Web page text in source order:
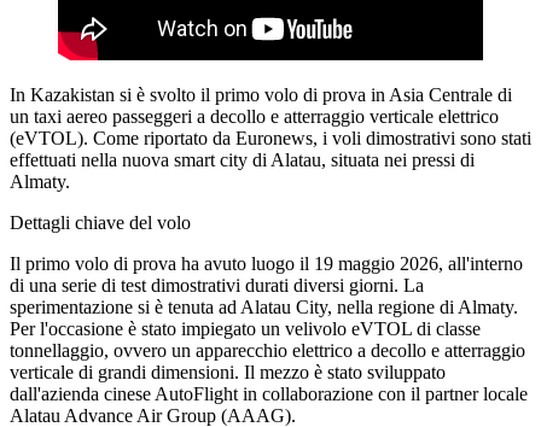
In Kazakistan si è svolto il primo volo di prova in Asia Centrale di
un taxi aereo passeggeri a decollo e atterraggio verticale elettrico
(eVTOL). Come riportato da Euronews, i voli dimostrativi sono stati
effettuati nella nuova smart city di Alatau, situata nei pressi di
Almaty.
Dettagli chiave del volo
Il primo volo di prova ha avuto luogo il 19 maggio 2026, all'interno
di una serie di test dimostrativi durati diversi giorni. La
sperimentazione si è tenuta ad Alatau City, nella regione di Almaty.
Per l'occasione è stato impiegato un velivolo eVTOL di classe
tonnellaggio, ovvero un apparecchio elettrico a decollo e atterraggio
verticale di grandi dimensioni. Il mezzo è stato sviluppato
dall'azienda cinese AutoFlight in collaborazione con il partner locale
Alatau Advance Air Group (AAAG).